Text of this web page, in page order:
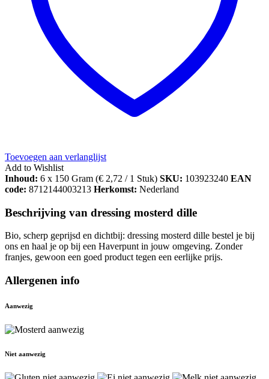
Toevoegen aan verlanglijst
Add to Wishlist
Inhoud: 6 x 150 Gram (€ 2,72 / 1 Stuk) SKU: 103923240 EAN
code: 8712144003213 Herkomst: Nederland
Beschrijving van dressing mosterd dille
Bio, scherp geprijsd en dichtbij: dressing mosterd dille bestel je bij
ons en haal je op bij een Haverpunt in jouw omgeving. Zonder
franjes, gewoon een goed product tegen een eerlijke prijs.
Allergenen info
Aanwezig
Niet aanwezig